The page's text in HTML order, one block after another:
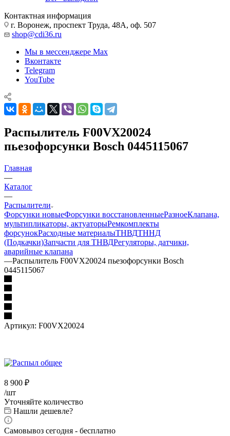
Контактная информация
г. Воронеж, проспект Труда, 48А, оф. 507
shop@cdi36.ru
Мы в мессенджере Max
Вконтакте
Telegram
YouTube
Распылитель F00VX20024
пьезофорсунки Bosch 0445115067
Главная
—
Каталог
—
Распылители
Форсунки новыеФорсунки восстановленныеРазноеКлапана,
мультипликаторы, актуаторыРемкомплекты
форсунокРасходные материалыТНВДТННД
(Подкачки)Запчасти для ТНВДРегуляторы, датчики,
аварийные клапана
—Распылитель F00VX20024 пьезофорсунки Bosch
0445115067
Артикул: F00VX20024
8 900 ₽
/шт
Уточняйте количество
Нашли дешевле?
Самовывоз сегодня - бесплатно